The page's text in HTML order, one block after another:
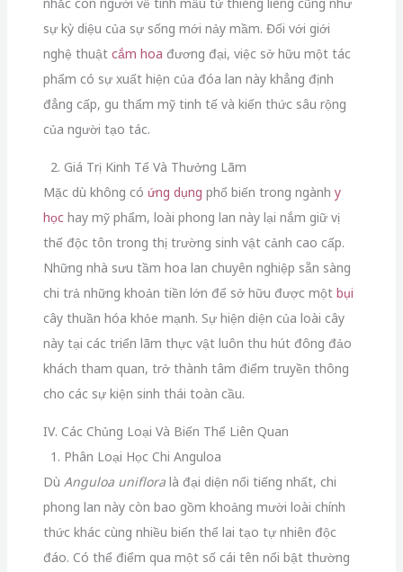
sự kỳ diệu của sự sống mới nảy mầm. Đối với giới
nghệ thuật cắm hoa đương đại, việc sở hữu một tác
phẩm có sự xuất hiện của đóa lan này khẳng định
đẳng cấp, gu thẩm mỹ tinh tế và kiến thức sâu rộng
của người tạo tác.
2. Giá Trị Kinh Tế Và Thưởng Lãm
Mặc dù không có ứng dụng phổ biến trong ngành y
họchay mỹ phẩm, loài phong lan này lại nắm giữ vị
thế độc tôn trong thị trường sinh vật cảnh cao cấp.
Những nhà sưu tầm hoa lan chuyên nghiệp sẵn sàng
chi trả những khoản tiền lớn để sở hữu được một bụi
cây thuần hóa khỏe mạnh. Sự hiện diện của loài cây
này tại các triển lãm thực vật luôn thu hút đông đảo
khách tham quan, trở thành tâm điểm truyền thông
cho các sự kiện sinh thái toàn cầu.
IV. Các Chủng Loại Và Biến Thể Liên Quan
1. Phân Loại Học Chi Anguloa
Dù Anguloa unifloralà đại diện nổi tiếng nhất, chi
phong lan này còn bao gồm khoảng mười loài chính
thức khác cùng nhiều biến thể lai tạo tự nhiên độc
đáo. Có thể điểm qua một số cái tên nổi bật thường